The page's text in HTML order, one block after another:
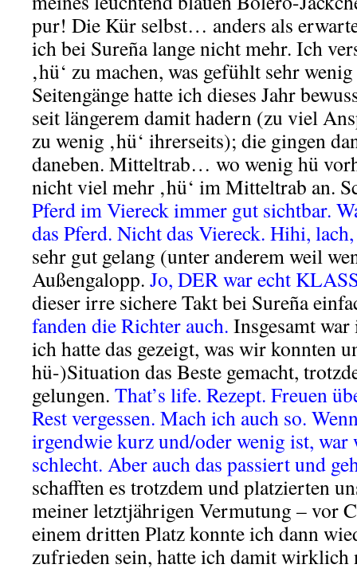
pur! Die Kür selbst… anders als
ich bei Sureña lange nicht mehr. Ich
‚hü‘ zu machen, was gefühlt sehr
Seitengänge hatte ich dieses Jahr
seit längerem damit hadern (zu viel
zu wenig ‚hü‘ ihrerseits); die gingen
daneben. Mitteltrab… wo wenig hü
nicht viel mehr ‚hü‘ im Mitteltrab an.
Pferd im Viereck immer gut sichtbar.
das Pferd. Nicht das Viereck. Hihi,
sehr gut gelang (unter anderem weil
Außengalopp. Jo, DER war echt
dieser irre sichere Takt bei Sureña
fanden die Richter auch. Insgesamt
ich hatte das gezeigt, was wir konnten
hü-)Situation das Beste gemacht,
gelungen. That’s life. Rezept. Freuen
Rest vergessen. Mach ich auch so.
irgendwie kurz und/oder wenig ist,
schlecht. Aber auch das passiert und
schafften es trotzdem und platzierten
meiner letztjährigen Vermutung – vor
einem dritten Platz konnte ich dann
zufrieden sein, hatte ich damit wirklich